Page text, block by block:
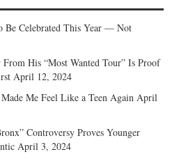
Be Celebrated This Year — Not
His “Most Wanted Tour” Is Proof
April 12, 2024
Me Feel Like a Teen Again April
Controversy Proves Younger
April 3, 2024